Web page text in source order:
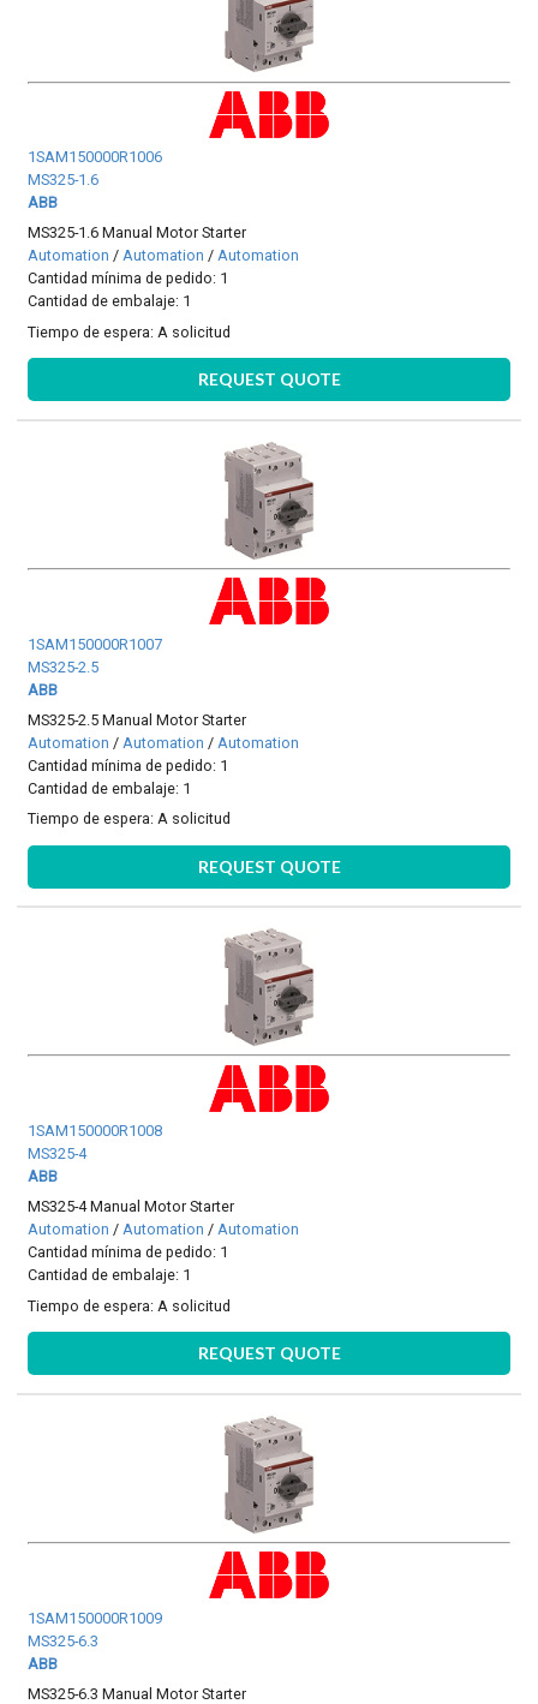
1SAM150000R1006
MS325-1.6
ABB
MS325-1.6 Manual Motor Starter
Automation /Automation /Automation
Cantidad mínima de pedido: 1
Cantidad de embalaje: 1
Tiempo de espera: A solicitud
REQUEST QUOTE
1SAM150000R1007
MS325-2.5
ABB
MS325-2.5 Manual Motor Starter
Automation / Automation / Automation
Cantidad mínima de pedido: 1
Cantidad de embalaje: 1
Tiempo de espera:A solicitud
REQUEST QUOTE
1SAM150000R1008
MS325-4
ABB
MS325-4 Manual Motor Starter
Automation /Automation /Automation
Cantidad mínima de pedido: 1
Cantidad de embalaje: 1
Tiempo de espera: A solicitud
REQUEST QUOTE
1SAM150000R1009
MS325-6.3
ABB
MS325-6.3 Manual Motor Starter